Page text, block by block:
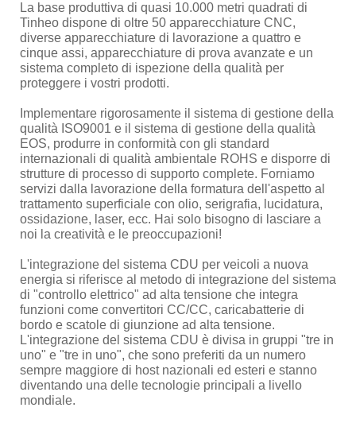
La base produttiva di quasi 10.000 metri quadrati di
Tinheo dispone di oltre 50 apparecchiature CNC,
diverse apparecchiature di lavorazione a quattro e
cinque assi, apparecchiature di prova avanzate e un
sistema completo di ispezione della qualità per
proteggere i vostri prodotti.
Implementare rigorosamente il sistema di gestione della
qualità ISO9001 e il sistema di gestione della qualità
EOS, produrre in conformità con gli standard
internazionali di qualità ambientale ROHS e disporre di
strutture di processo di supporto complete. Forniamo
servizi dalla lavorazione della formatura dell'aspetto al
trattamento superficiale con olio, serigrafia, lucidatura,
ossidazione, laser, ecc. Hai solo bisogno di lasciare a
noi la creatività e le preoccupazioni!
L'integrazione del sistema CDU per veicoli a nuova
energia si riferisce al metodo di integrazione del sistema
di "controllo elettrico" ad alta tensione che integra
funzioni come convertitori CC/CC, caricabatterie di
bordo e scatole di giunzione ad alta tensione.
L'integrazione del sistema CDU è divisa in gruppi "tre in
uno" e "tre in uno", che sono preferiti da un numero
sempre maggiore di host nazionali ed esteri e stanno
diventando una delle tecnologie principali a livello
mondiale.